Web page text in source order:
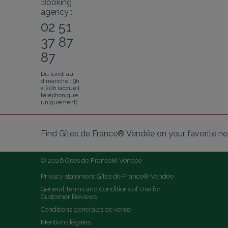
Booking
agency :
02 51
37 87
87
Du lundi au
dimanche : 9h
à 20h (accueil
téléphonique
uniquement).
Find Gîtes de France® Vendée on your favorite
© 2026 Gîtes de France® Vendée
Privacy statement Gîtes de France® Vendée
General Terms and Conditions of Use for
Customer Reviews
Conditions générales de vente
Mentions légales